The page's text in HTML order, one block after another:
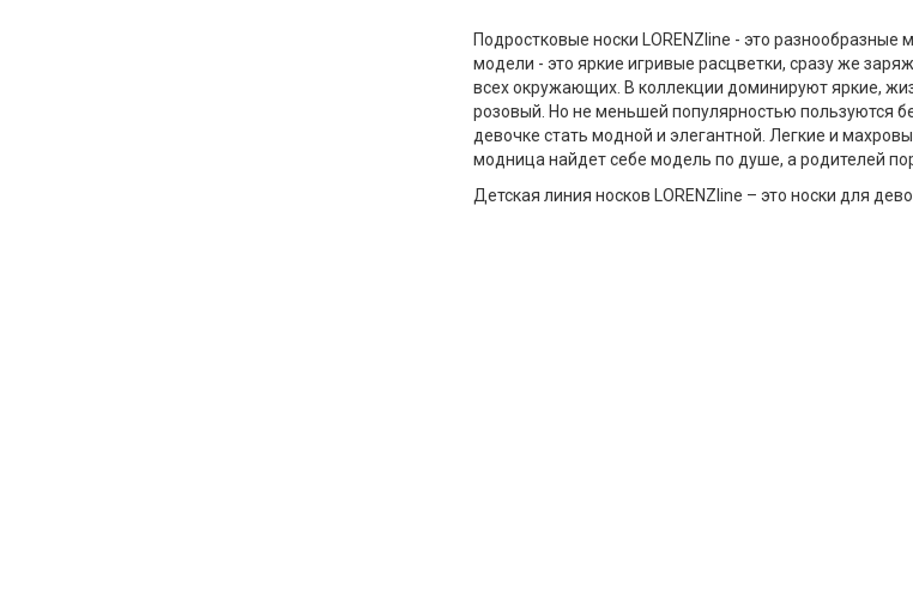
Подростковые носки LORENZline - это
модели - это яркие игривые расцветки, сразу же
всех окружающих. В коллекции доминируют яркие,
розовый. Но не меньшей популярностью пользуются
девочке стать модной и элегантной. Легкие и
модница найдет себе модель по душе, а родителей
Детская линия носков LORENZline – это носки для